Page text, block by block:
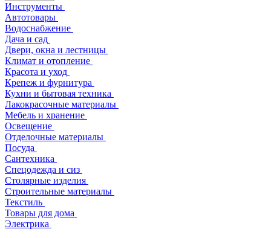
Инструменты
Автотовары
Водоснабжение
Дача и сад
Двери, окна и лестницы
Климат и отопление
Красота и уход
Крепеж и фурнитура
Кухни и бытовая техника
Лакокрасочные материалы
Мебель и хранение
Освещение
Отделочные материалы
Посуда
Сантехника
Спецодежда и сиз
Столярные изделия
Строительные материалы
Текстиль
Товары для дома
Электрика